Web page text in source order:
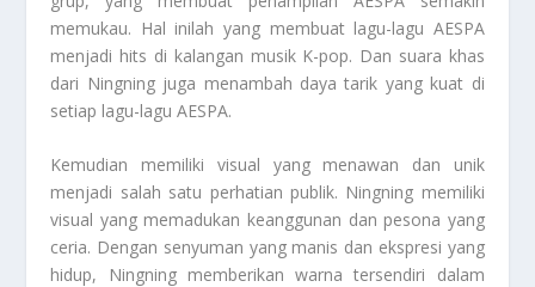
memukau. Hal inilah yang membuat lagu-lagu AESPA
menjadi hits di kalangan musik K-pop. Dan suara khas
dari Ningning juga menambah daya tarik yang kuat di
setiap lagu-lagu AESPA.
Kemudian memiliki visual yang menawan dan unik
menjadi salah satu perhatian publik. Ningning memiliki
visual yang memadukan keanggunan dan pesona yang
ceria. Dengan senyuman yang manis dan ekspresi yang
hidup, Ningning memberikan warna tersendiri dalam